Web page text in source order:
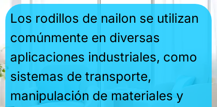
Los rodillos de nailon se utilizan
comúnmente en diversas
aplicaciones industriales, como
sistemas de transporte,
manipulación de materiales y